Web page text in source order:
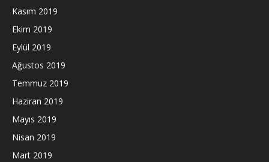
Kasım 2019
Ekim 2019
Eylül 2019
Ağustos 2019
Temmuz 2019
Haziran 2019
Mayıs 2019
Nisan 2019
Mart 2019